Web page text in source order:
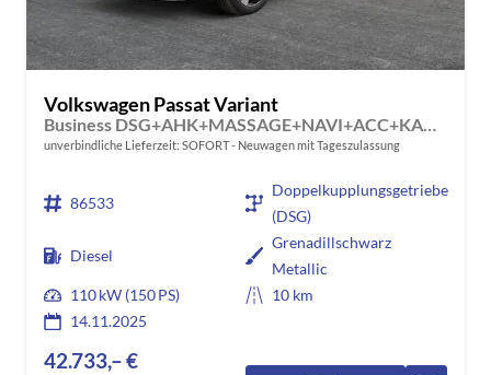
Volkswagen Passat Variant
Business DSG+AHK+MASSAGE+NAVI+ACC+KAMERA+LED+17" ALU
unverbindliche Lieferzeit: SOFORT Neuwagen mit Tageszulassung
86533
Doppelkupplungsgetriebe
(DSG)
Diesel
Grenadillschwarz
Metallic
110 kW (150 PS)
10 km
14.11.2025
42.733,– €